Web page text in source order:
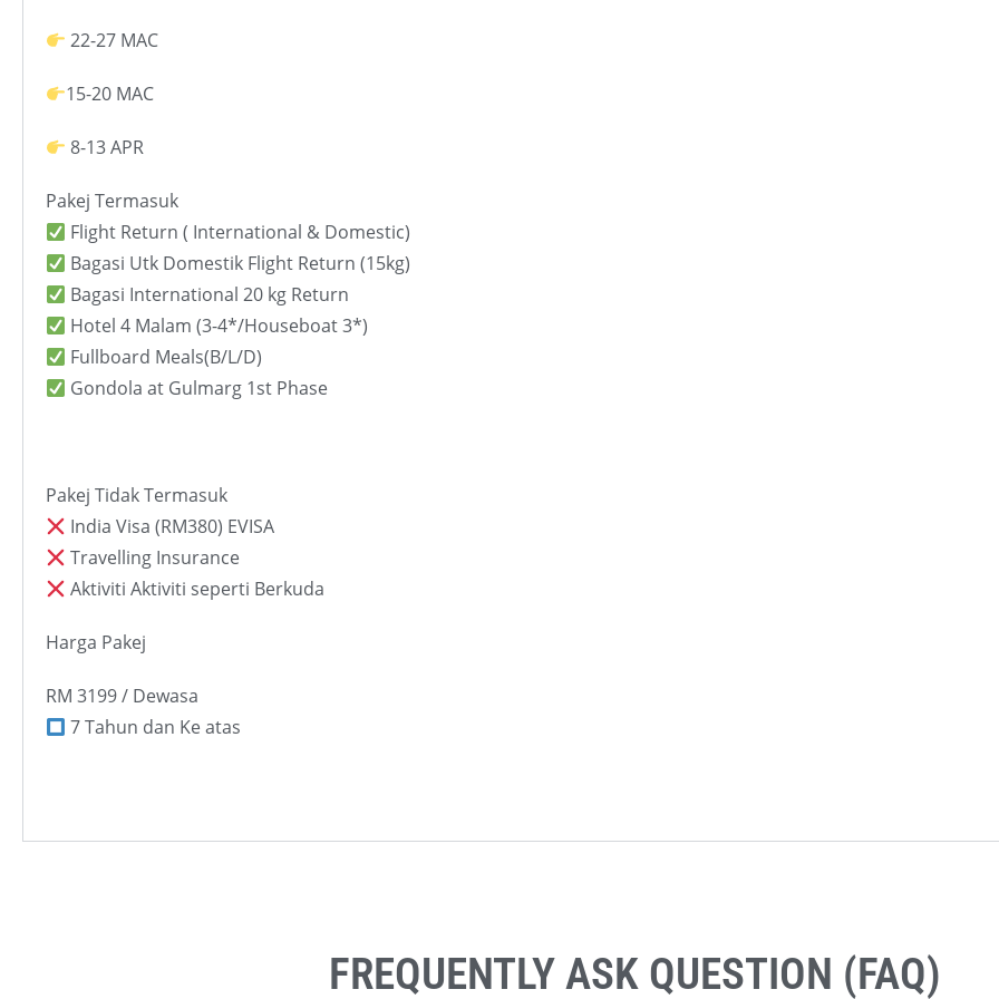
22-27 MAC
15-20 MAC
8-13 APR
Pakej Termasuk
Flight Return ( International & Domestic)
Bagasi Utk Domestik Flight Return (15kg)
Bagasi International 20 kg Return
Hotel 4 Malam (3-4*/Houseboat 3*)
Fullboard Meals(B/L/D)
Gondola at Gulmarg 1st Phase
Pakej Tidak Termasuk
India Visa (RM380) EVISA
Travelling Insurance
Aktiviti Aktiviti seperti Berkuda
Harga Pakej
RM 3199 / Dewasa
7 Tahun dan Ke atas
FREQUENTLY ASK QUESTION (FAQ)